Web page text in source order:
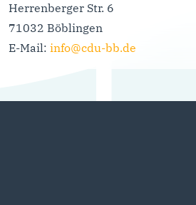
Herrenberger Str. 6
71032 Böblingen
E-Mail: info@cdu-bb.de